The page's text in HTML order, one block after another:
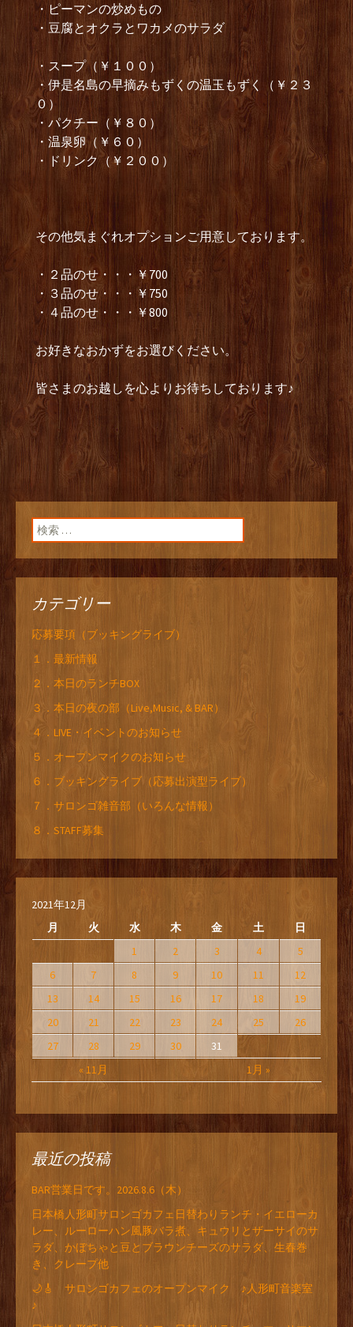
・ピーマンの炒めもの
・豆腐とオクラとワカメのサラダ
・スープ（￥１００）
・伊是名島の早摘みもずくの温玉もずく（￥２３
０）
・パクチー（￥８０）
・温泉卵（￥６０）
・ドリンク（￥２００）
その他気まぐれオプションご用意しております。
・２品のせ・・・￥700
・３品のせ・・・￥750
・４品のせ・・・￥800
お好きなおかずをお選びください。
皆さまのお越しを心よりお待ちしております♪
検索:
カテゴリー
応募要項（ブッキングライブ）
１．最新情報
２．本日のランチBOX
３．本日の夜の部（Live,Music, & BAR）
４．LIVE・イベントのお知らせ
５．オープンマイクのお知らせ
６．ブッキングライブ（応募出演型ライブ）
７．サロンゴ雑音部（いろんな情報）
８．STAFF募集
2021年12月
月
火 水 木 金 土 日
« 11月 1月 »
1 2 3 4
5
6
7 8 9 10 11
12
13
14 15 16 17 18
19
20
21 22 23 24 25
26
27
28 29 30 31
最近の投稿
BAR営業日です。2026.8.6（木）
日本橋人形町サロンゴカフェ日替わりランチ・イエローカ
レー、ルーローハン風豚バラ煮、キュウリとザーサイのサ
ラダ、かぼちゃと豆とブラウンチーズのサラダ、生春巻
き、クレープ他
🌙🎸 サロンゴカフェのオープンマイク ♪人形町音楽室
♪